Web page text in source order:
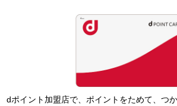
dポイント加盟店で、ポイントをためて、つ